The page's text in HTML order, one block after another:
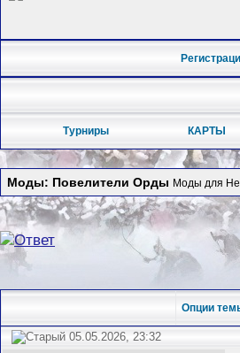
Турниры КАРТЫ
Моды: Повелители Орды Моды для
Опции
05.05.2026, 23:32